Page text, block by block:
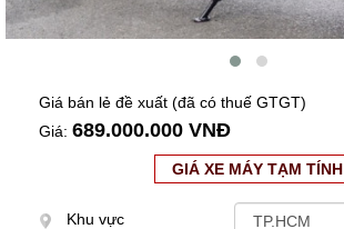
Giá bán lẻ đề xuất (đã có thuế GTGT)
Giá: 689.000.000 VNĐ
GIÁ XE MÁY TẠM TÍNH
Khu vực